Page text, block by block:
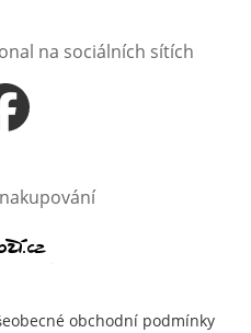
na sociálních sítích
v novém okně
obchodní podmínky